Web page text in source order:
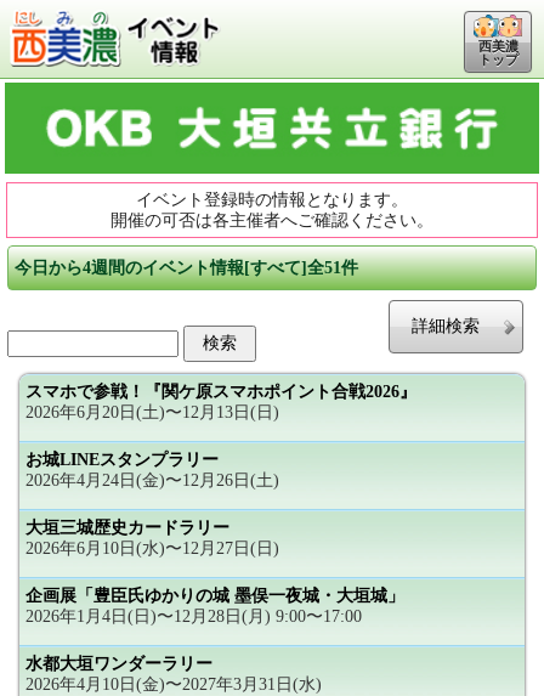
西美濃
トップ
イベント登録時の情報となります。
開催の可否は各主催者へご確認ください。
今日から4週間のイベント情報[すべて]全51件
詳細検索
スマホで参戦！『関ケ原スマホポイント合戦2026』
2026年6月20日(土)〜12月13日(日)
お城LINEスタンプラリー
2026年4月24日(金)〜12月26日(土)
大垣三城歴史カードラリー
2026年6月10日(水)〜12月27日(日)
企画展「豊臣氏ゆかりの城 墨俣一夜城・大垣城」
2026年1月4日(日)〜12月28日(月) 9:00〜17:00
水都大垣ワンダーラリー
2026年4月10日(金)〜2027年3月31日(水)